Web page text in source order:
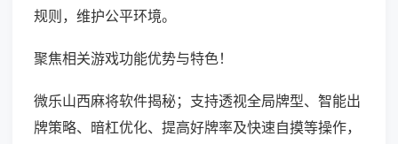
规则，维护公平环境。
聚焦相关游戏功能优势与特色！
微乐山西麻将软件揭秘；支持透视全局牌型、智能出
牌策略、暗杠优化、提高好牌率及快速自摸等操作，